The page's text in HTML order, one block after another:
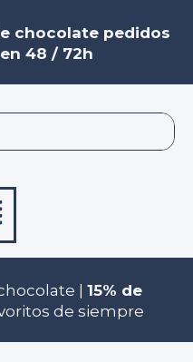
chocolate pedidos
48 / 72h
| 15% de
de siempre